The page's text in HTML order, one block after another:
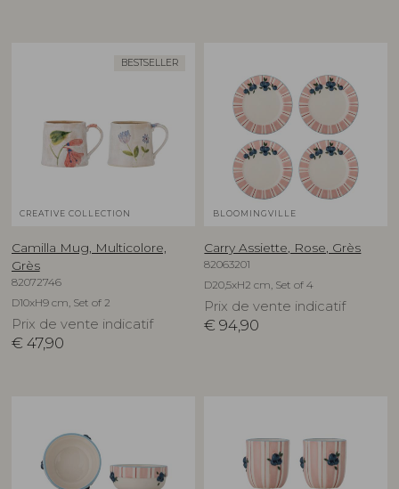
BESTSELLER
CREATIVE COLLECTION
Camilla Mug, Multicolore,
Grès
82072746
D10xH9 cm, Set of 2
Prix de vente indicatif
€ 47,90
BLOOMINGVILLE
Carry Assiette, Rose, Grès
82063201
D20,5xH2 cm, Set of 4
Prix de vente indicatif
€ 94,90